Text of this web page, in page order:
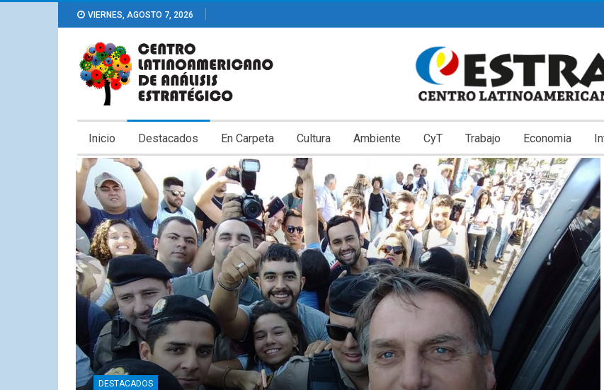
VIERNES, AGOSTO 7, 2026
Inicio Destacados En Carpeta Cultura Ambiente CyT Trabajo Economia
DESTACADOS